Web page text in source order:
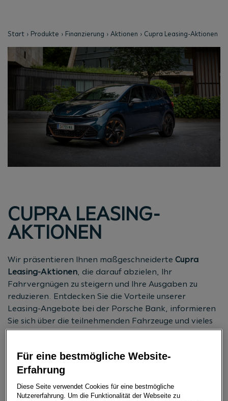
Start Produkte Finanzierung Aktionen Cupra Leasing-Aktionen
CUPRA LEASING-
AKTIONEN
Wir präsentieren Ihnen maßgeschneiderte Cupra
Leasing-Aktionen, die darauf abzielen, Ihr
Fahrvergnügen zu steigern und Ihre Ausgaben zu
reduzieren. Entdecken Sie die Vorteile unserer
Leasing-Angebote bei der Porsche Bank, informieren
Sie sich über die teilnehmenden Fahrzeuge und vieles
mehr auf unserer Webseite.
JETZT BERATUNG ANFORDERN
Für eine bestmögliche Website-
Erfahrung
Diese Seite verwendet Cookies für eine bestmögliche
Nutzererfahrung. Um die Funktionalität der Webseite zu